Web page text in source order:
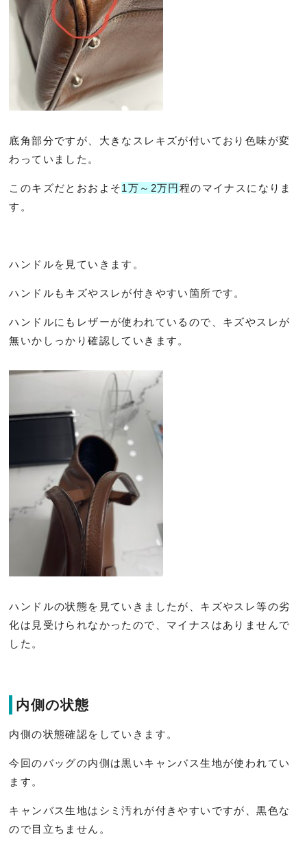
底角部分ですが、大きなスレキズが付いており色味が変
わっていました。
このキズだとおおよそ1万～2万円程のマイナスになりま
す。
ハンドルを見ていきます。
ハンドルもキズやスレが付きやすい箇所です。
ハンドルにもレザーが使われているので、キズやスレが
無いかしっかり確認していきます。
ハンドルの状態を見ていきましたが、キズやスレ等の劣
化は見受けられなかったので、マイナスはありませんで
した。
内側の状態
内側の状態確認をしていきます。
今回のバッグの内側は黒いキャンバス生地が使われてい
ます。
キャンバス生地はシミ汚れが付きやすいですが、黒色な
ので目立ちません。